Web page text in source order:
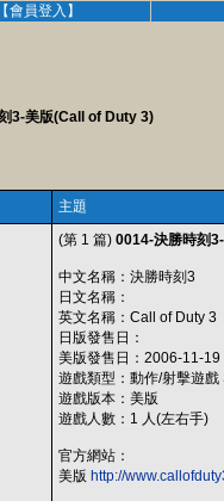
【會員登入】
3-美版(Call of Duty 3)
主題
(第 1 篇) 0014-決勝時刻
中文名稱：決勝時刻3
日文名稱：
英文名稱：Call of Duty 3
日版發售日：
美版發售日：2006-11-19
遊戲類型：動作/射擊遊戲
遊戲版本：美版
遊戲人數：1 人(左右手)
官方網站：
美版 http://